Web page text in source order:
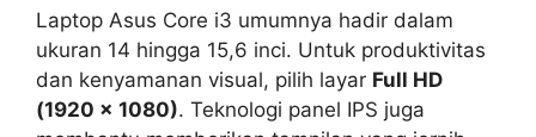
Laptop Asus Core i3 umumnya hadir dalam
ukuran 14 hingga 15,6 inci. Untuk produktivitas
dan kenyamanan visual, pilih layar Full HD
(1920 x 1080). Teknologi panel IPS juga